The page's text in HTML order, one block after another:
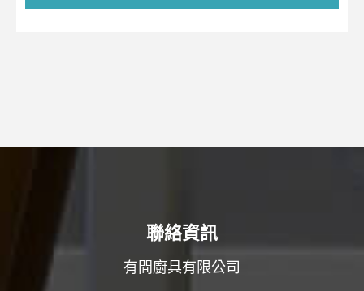
聯絡資訊
有間廚具有限公司